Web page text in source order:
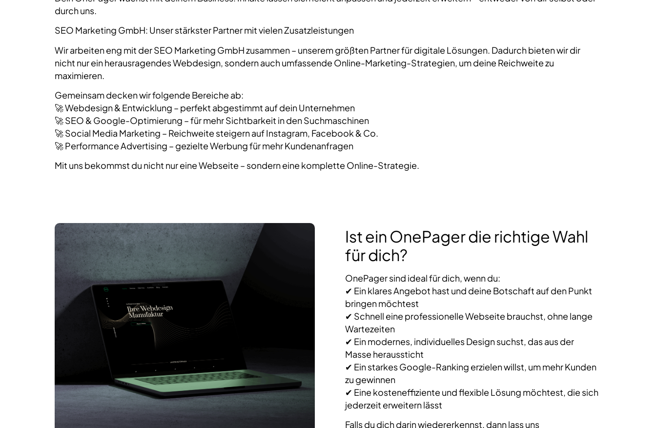
durch uns.
SEO Marketing GmbH: Unser stärkster Partner mit vielen Zusatzleistungen
Wir arbeiten eng mit der SEO Marketing GmbH zusammen – unserem größten Partner für digitale Lösungen. Dadurch bieten wir dir
nicht nur ein herausragendes Webdesign, sondern auch umfassende Online-Marketing-Strategien, um deine Reichweite zu
maximieren.
Gemeinsam decken wir folgende Bereiche ab:
🚀 Webdesign & Entwicklung – perfekt abgestimmt auf dein Unternehmen
🚀 SEO & Google-Optimierung – für mehr Sichtbarkeit in den Suchmaschinen
🚀 Social Media Marketing – Reichweite steigern auf Instagram, Facebook & Co.
🚀 Performance Advertising – gezielte Werbung für mehr Kundenanfragen
Mit uns bekommst du nicht nur eine Webseite – sondern eine komplette Online-Strategie.
Ist ein OnePager die richtige Wahl
für dich?
OnePager sind ideal für dich, wenn du:
✔ Ein klares Angebot hast und deine Botschaft auf den Punkt
bringen möchtest
✔ Schnell eine professionelle Webseite brauchst, ohne lange
Wartezeiten
✔ Ein modernes, individuelles Design suchst, das aus der
Masse heraussticht
✔ Ein starkes Google-Ranking erzielen willst, um mehr Kunden
zu gewinnen
✔ Eine kosteneffiziente und flexible Lösung möchtest, die sich
jederzeit erweitern lässt
Falls du dich darin wiedererkennst, dann lass uns